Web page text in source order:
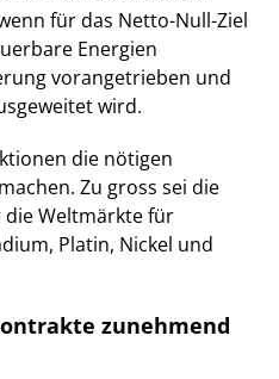
für das Netto-Null-Ziel
Energien
vorangetrieben und
wird.
die nötigen
Zu gross sei die
die Weltmärkte für
Platin, Nickel und
zunehmend